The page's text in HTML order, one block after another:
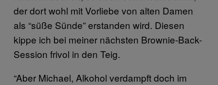
der dort wohl mit Vorliebe von alten Damen
als “süße Sünde” erstanden wird. Diesen
kippe ich bei meiner nächsten Brownie-Back-
Session frivol in den Teig.
“Aber Michael, Alkohol verdampft doch im